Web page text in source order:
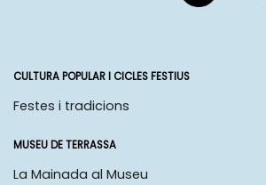
CULTURA POPULAR I CICLES FESTIUS
Festes i tradicions
MUSEU DE TERRASSA
La Mainada al Museu